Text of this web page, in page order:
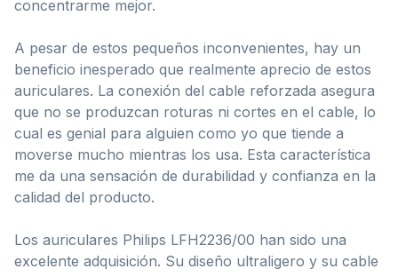
concentrarme mejor.
A pesar de estos pequeños inconvenientes, hay un
beneficio inesperado que realmente aprecio de estos
auriculares. La conexión del cable reforzada asegura
que no se produzcan roturas ni cortes en el cable, lo
cual es genial para alguien como yo que tiende a
moverse mucho mientras los usa. Esta característica
me da una sensación de durabilidad y confianza en la
calidad del producto.
Los auriculares Philips LFH2236/00 han sido una
excelente adquisición. Su diseño ultraligero y su cable